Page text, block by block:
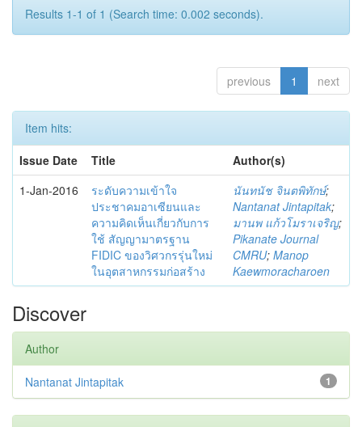
Results 1-1 of 1 (Search time: 0.002 seconds).
previous 1 next
Item hits:
Issue Date
Title
Author(s)
1-Jan-2016
ระดับความเข้าใจ
ประชาคมอาเซียนและ
ความคิดเห็นเกี่ยวกับการ
ใช้ สัญญามาตรฐาน
FIDIC ของวิศวกรรุ่นใหม่
ในอุตสาหกรรมก่อสร้าง
นันทนัช จินตพิทักษ์;
Nantanat Jintapitak;
มานพ แก้วโมราเจริญ;
Pikanate Journal
CMRU; Manop
Kaewmoracharoen
Discover
Author
1
Nantanat Jintapitak